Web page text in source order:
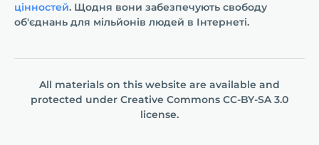
цінностей. Щодня вони забезпечують свободу
об'єднань для мільйонів людей в Інтернеті.
All materials on this website are available and
protected under Creative Commons СС-BY-SA 3.0
license.